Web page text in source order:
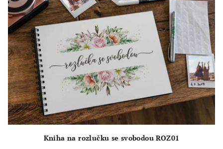
Kniha na rozlučku se svobodou ROZ01